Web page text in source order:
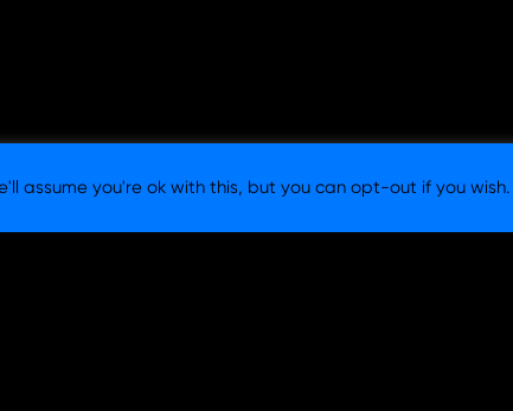
assume you're ok with this, but you can opt-out if you wish.